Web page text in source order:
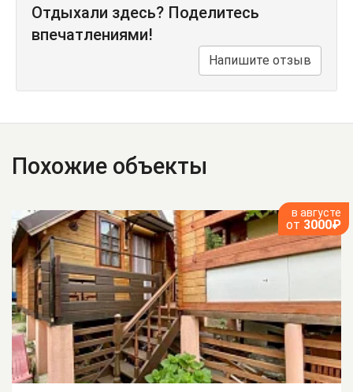
Отдыхали здесь? Поделитесь
впечатлениями!
Напишите отзыв
Похожие объекты
в августе
от 3000₽